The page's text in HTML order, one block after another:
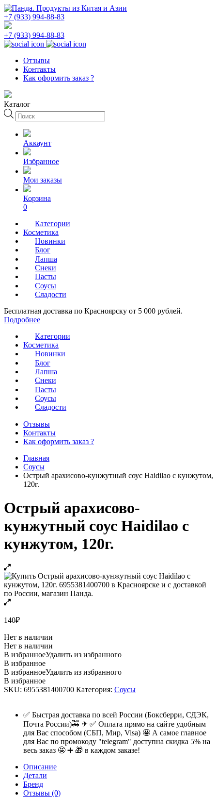
+7 (933) 994-88-83
+7 (933) 994-88-83
Отзывы
Контакты
Как оформить заказ ?
Каталог
Поиск
товаров
Аккаунт
Избранное
Мои заказы
Корзина
0
Категории
Косметика
Новинки
Блог
Лапша
Снеки
Пасты
Соусы
Сладости
Бесплатная доставка по Красноярску от 5 000 рублей.
Подробнее
Категории
Косметика
Новинки
Блог
Лапша
Снеки
Пасты
Соусы
Сладости
Отзывы
Контакты
Как оформить заказ ?
Главная
Соусы
Острый арахисово-кунжутный соус Haidilao с кунжутом,
120г.
Острый арахисово-
кунжутный соус Haidilao с
кунжутом, 120г.
140₽
Нет в наличии
Нет в наличии
В избранноеУдалить из избранного
В избранное
В избранноеУдалить из избранного
В избранное
SKU: 6955381400700 Категория: Соусы
✅ Быстрая доставка по всей России (Боксберри, СДЭК,
Почта России)🚕 ✈ ✅ Оплата прямо на сайте удобным
для Вас способом (СБП, Мир, Visa) 🤩 А самое главное
для Вас по промокоду "telegram" доступна скидка 5% на
весь заказ 🤩 ➕ 🎁 в каждом заказе!
Описание
Детали
Бренд
Отзывы (0)